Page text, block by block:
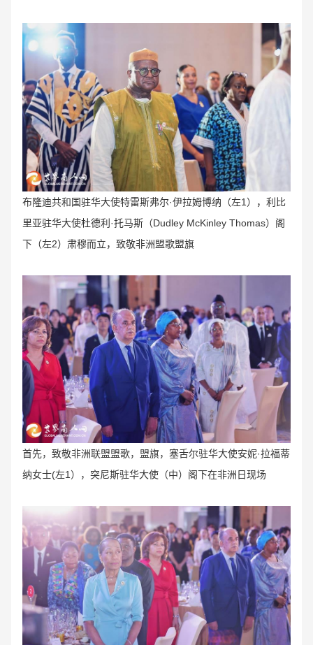
布隆迪共和国驻华大使特雷斯弗尔·伊拉姆博纳（左1）， 利比
里亚驻华大使杜德利·托马斯 （Dudley McKinley Thomas） 阁
下（左2）肃穆而立，致敬非洲盟歌盟旗
首先，致敬非洲联盟盟歌，盟旗，塞舌尔驻华大使安妮·拉福蒂
纳女士(左1），突尼斯驻华大使（中）阁下在非洲日现场